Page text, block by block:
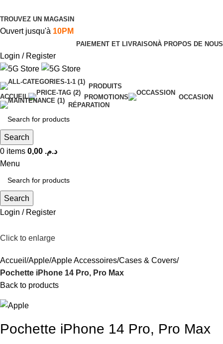
TROUVEZ UN MAGASIN
Ouvert jusqu'à 10PM
PAIEMENT ET LIVRAISONÀ PROPOS DE NOUS
Login / Register
PRODUITS
ACCUEIL
PROMOTIONS
OCCASION
RÉPARATION
Search
0 items د.م.
Menu
Search
Login / Register
Click to enlarge
Accueil Apple Apple Accessoires Cases & Covers
Pochette iPhone 14 Pro, Pro Max
Back to products
Pochette iPhone 14 Pro, Pro Max